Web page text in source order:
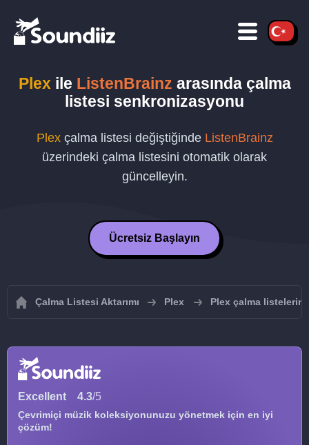
Plex ile ListenBrainz arasında çalma
listesi senkronizasyonu
Plexçalma listesi değiştiğinde ListenBrainz
üzerindeki çalma listesini otomatik olarak
güncelleyin.
Ücretsiz Başlayın
Çalma Listesi Aktarımı Plex Plex çalma
Excellent 4.3/5
Çevrimiçi müzik koleksiyonunuzu yönetmek için en iyi
çözüm!